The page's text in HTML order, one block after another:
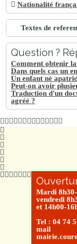
Nationalité
Textes de
Question ?
Comment obtenir
Dans quels cas un
Un enfant né
Peut-on avoir
Traduction d'un
agréé ?
Mardi
vendredi
et 14h00-
Tel : 04 74
mail